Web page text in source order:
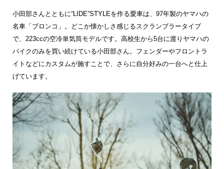
小田部さんとともに“LIDE”STYLEを作る愛車は、97年製のヤマハの
名車「ブロンコ」。どこか懐かしさ感じるスクランブラータイプ
で、223ccの空冷単気筒モデルです。高校生から5台に渡りヤマハの
バイクのみを買い続けている小田部さん。フェンダーやフロントラ
イトなどにカスタムが施すことで、さらに自分好みの一台へと仕上
げています。